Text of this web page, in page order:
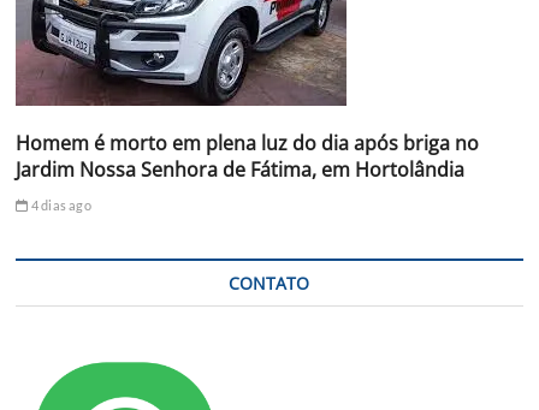
Homem é morto em plena luz do dia após briga no
Jardim Nossa Senhora de Fátima, em Hortolândia
4 dias ago
CONTATO